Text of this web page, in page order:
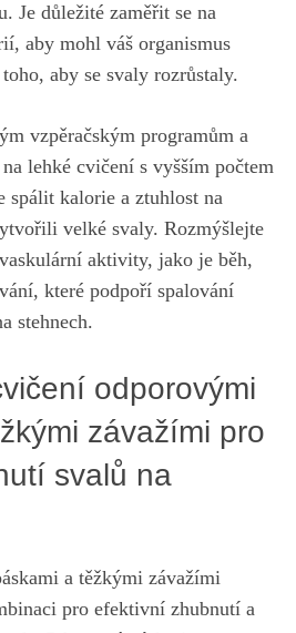
Je ​důležité zaměřit se na
aby mohl váš ‌organismus
⁤aby se svaly rozrůstaly.
vzpěračským programům a
lehké ​cvičení s ‌vyšším počtem
spálit kalorie⁢ a ztuhlost na
velké ⁤svaly. Rozmýšlejte
aktivity, jako je běh,
které podpoří spalování⁣
stehnech.
odporovými
⁣závažími ⁤pro
svalů na​
a těžkými závažími
pro efektivní zhubnutí a